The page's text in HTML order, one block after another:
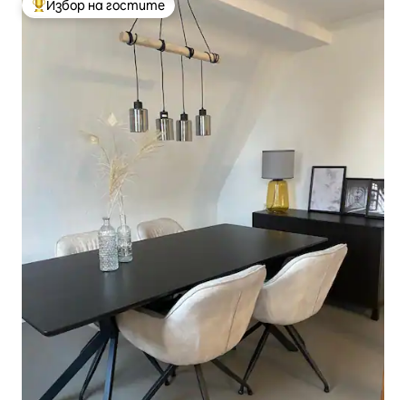
Най-популярен избор на гостите
Избор на гостите